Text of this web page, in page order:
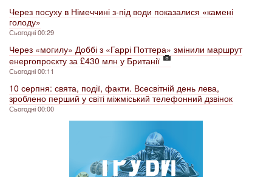
Через посуху в Німеччині з-під води показалися «камені
голоду»
Сьогодні 00:29
Через «могилу» Доббі з «Гаррі Поттера» змінили маршрут
енергопроєкту за £430 млн у Британії
Сьогодні 00:11
10 серпня: свята, події, факти. Всесвітній день лева,
зроблено перший у світі міжміський телефонний дзвінок
Сьогодні 00:00